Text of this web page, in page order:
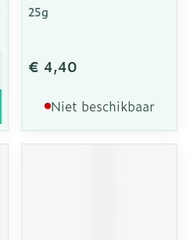
25g
€ 4,40
Niet beschikbaar